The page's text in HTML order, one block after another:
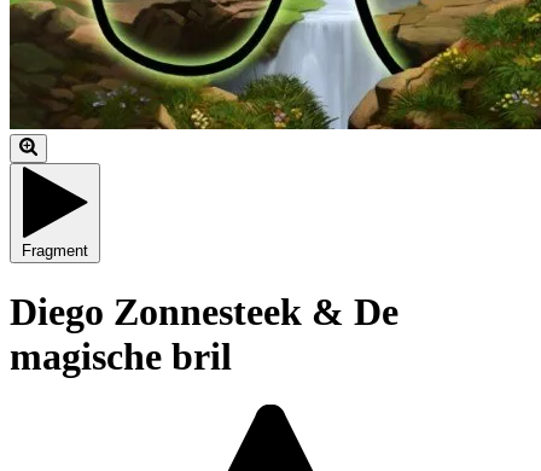
Fragment
Diego Zonnesteek & De
magische bril